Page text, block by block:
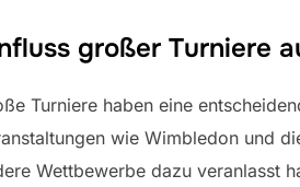
großer Turniere
Turniere haben eine
wie Wimbledon und
Wettbewerbe dazu veranlasst